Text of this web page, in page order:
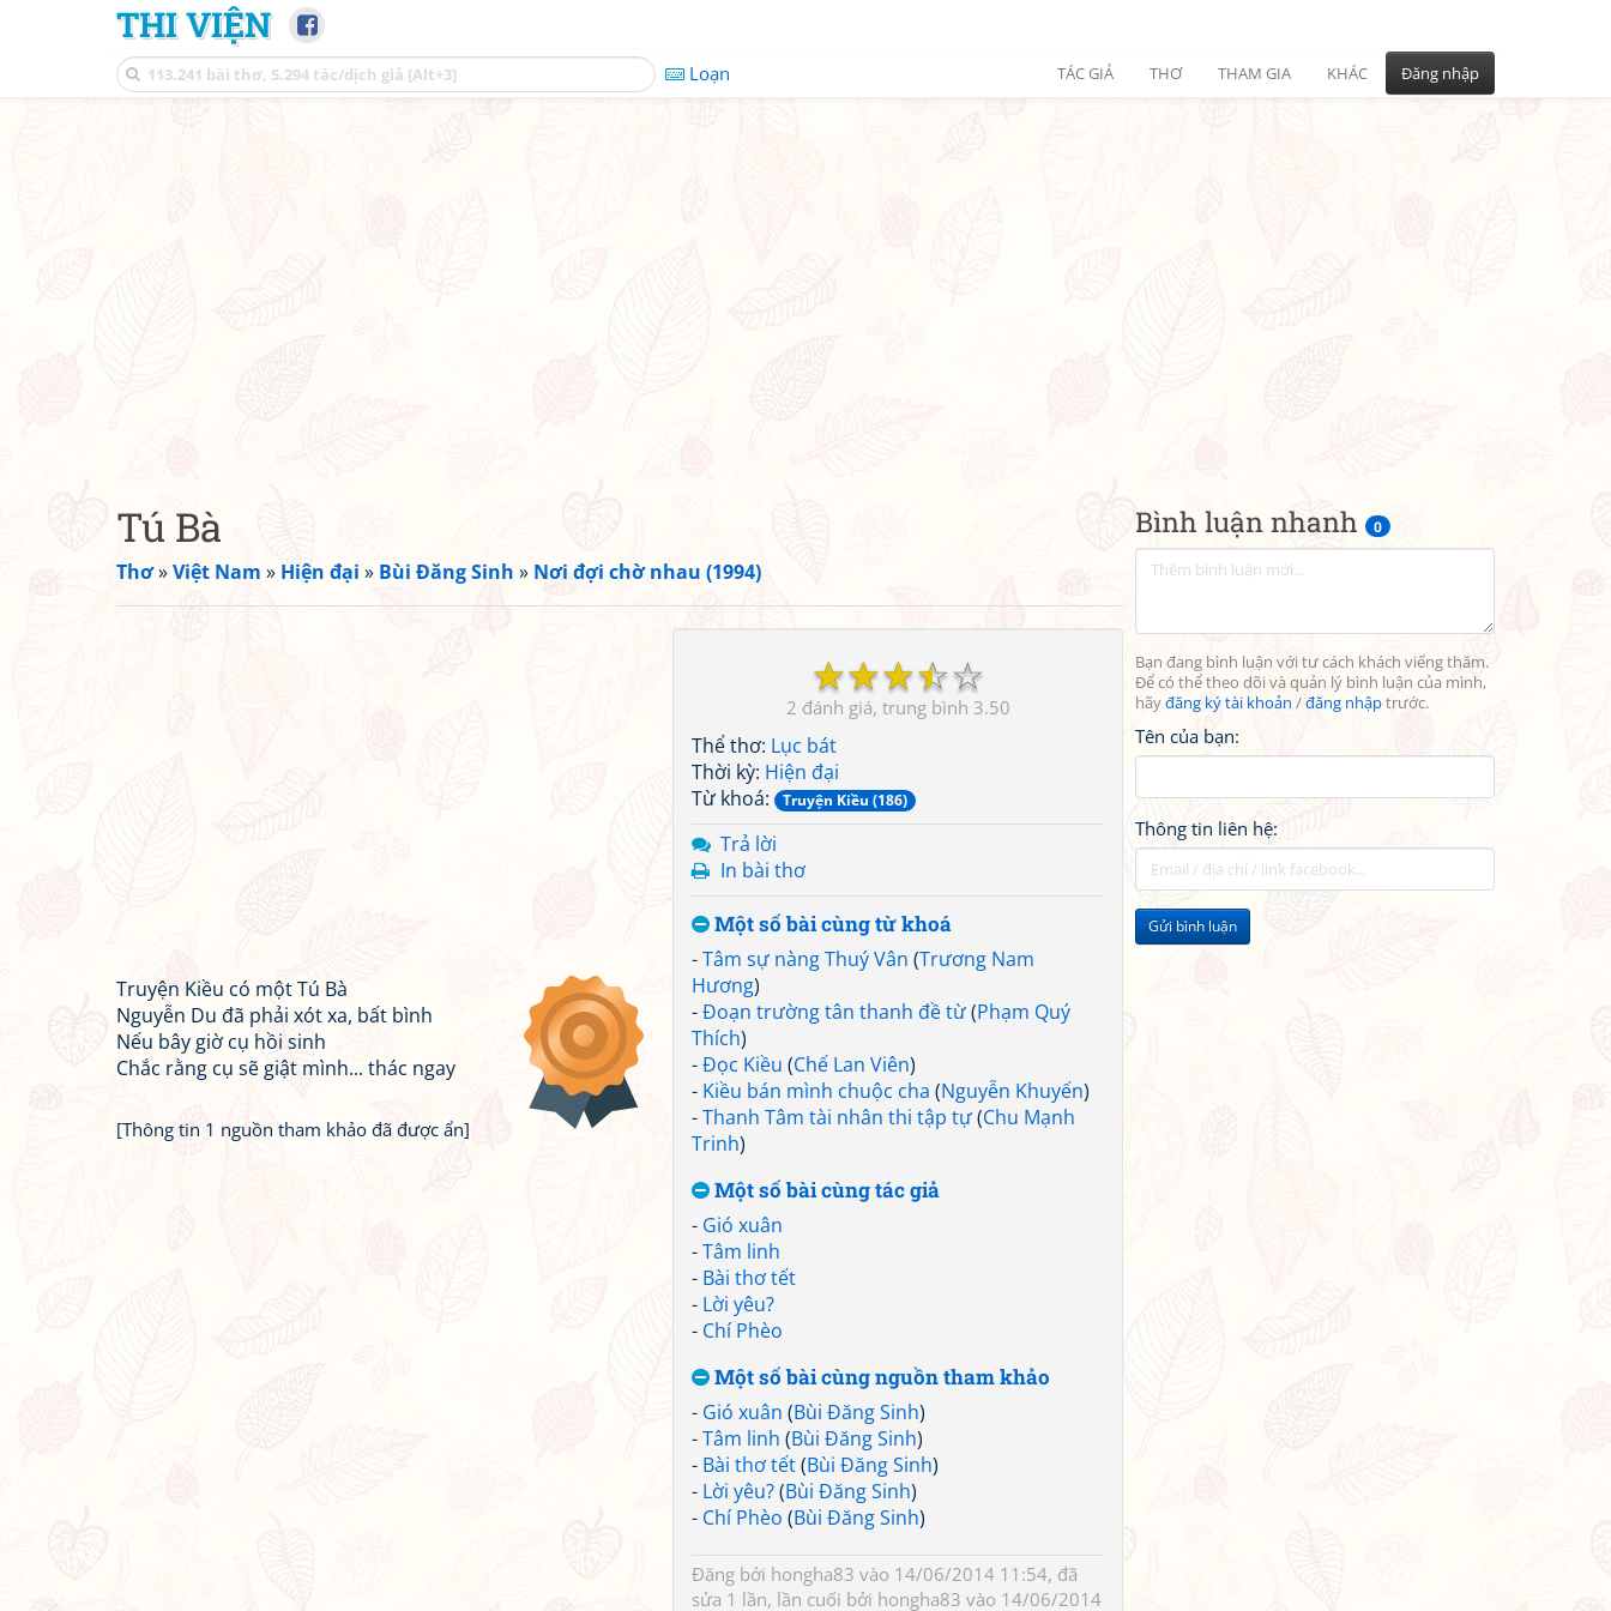
THI VIỆN
Loạn TÁC GIẢ THƠ THAM GIA KHÁC Đăng nhập
Bình luận nhanh 0
Bạn đang bình luận với tư cách khách viếng thăm.
Để có thể theo dõi và quản lý bình luận của mình,
hãyđăng ký tài khoản /đăng nhậptrước.
Tên của bạn:
Thông tin liên hệ:
Gửi bình luận
Tú Bà
Thơ»Việt Nam » Hiện đại » Bùi Đăng Sinh » Nơi đợi chờ nhau (1994)
☆
☆
☆
☆
☆
2 3.50
Thể thơ: Lục bát
Thời kỳ: Hiện đại
Từ khoá:
Truyện Kiều (186)
Trả lời
In bài thơ
Một số bài cùng từ khoá
-Tâm sự nàng Thuý Vân (Trương Nam
Hương)
-Đoạn trường tân thanh đề từ(Phạm Quý
Thích)
-Đọc Kiều (Chế Lan Viên)
- Kiều bán mình chuộc cha (Nguyễn Khuyến)
-Thanh Tâm tài nhân thi tập tự(Chu Mạnh
Trinh)
Một số bài cùng tác giả
- Gió xuân
-Tâm linh
- Bài thơ tết
- Lời yêu?
- Chí Phèo
Một số bài cùng nguồn tham khảo
- Gió xuân (Bùi Đăng Sinh)
-Tâm linh (Bùi Đăng Sinh)
- Bài thơ tết(Bùi Đăng Sinh)
- Lời yêu?(Bùi Đăng Sinh)
- Chí Phèo (Bùi Đăng Sinh)
Đăng bởi hongha83 vào 14/06/2014 11:54, đã
sửa 1 lần, lần cuối bởi hongha83 vào 14/06/2014
Truyện Kiều có một Tú Bà
Nguyễn Du đã phải xót xa, bất bình
Nếu bây giờ cụ hồi sinh
Chắc rằng cụ sẽ giật mình... thác ngay
[Thông tin 1 nguồn tham khảo đã được ẩn]